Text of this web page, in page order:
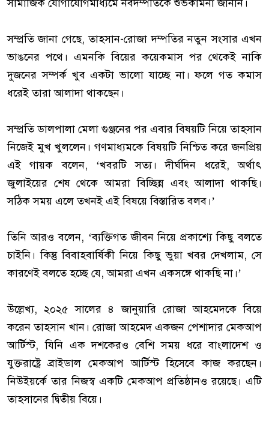
সামাজিক যোগাযোগমাধ্যমে নবদম্পতিকে শুভকামনা জানান।
সম্প্রতি জানা গেছে, তাহসান-রোজা দম্পতির নতুন সংসার এখন
ভাঙনের পথে। এমনকি বিয়ের কয়েকমাস পর থেকেই নাকি
দুজনের সম্পর্ক খুব একটা ভালো যাচ্ছে না। ফলে গত কমাস
ধরেই তারা আলাদা থাকছেন।
সম্প্রতি ডালপালা মেলা গুঞ্জনের পর এবার বিষয়টি নিয়ে তাহসান
নিজেই মুখ খুললেন। গণমাধ্যমকে বিষয়টি নিশ্চিত করে জনপ্রিয়
এই গায়ক বলেন, ‘খবরটি সত্য। দীর্ঘদিন ধরেই, অর্থাৎ
জুলাইয়ের শেষ থেকে আমরা বিচ্ছিন্ন এবং আলাদা থাকছি।
সঠিক সময় এলে তখনই এই বিষয়ে বিস্তারিত বলব।’
তিনি আরও বলেন, ‘ব্যক্তিগত জীবন নিয়ে প্রকাশ্যে কিছু বলতে
চাইনি। কিন্তু বিবাহবার্ষিকী নিয়ে কিছু ভুয়া খবর দেখলাম, সে
কারণেই বলতে হচ্ছে যে, আমরা এখন একসঙ্গে থাকছি না।’
উল্লেখ্য, ২০২৫ সালের ৪ জানুয়ারি রোজা আহমেদকে বিয়ে
করেন তাহসান খান। রোজা আহমেদ একজন পেশাদার মেকআপ
আর্টিস্ট, যিনি এক দশকেরও বেশি সময় ধরে বাংলাদেশ ও
যুক্তরাষ্ট্রে ব্রাইডাল মেকআপ আর্টিস্ট হিসেবে কাজ করছেন।
নিউইয়র্কে তার নিজস্ব একটি মেকআপ প্রতিষ্ঠানও রয়েছে। এটি
তাহসানের দ্বিতীয় বিয়ে।